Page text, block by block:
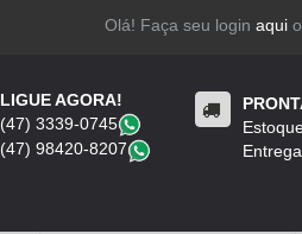
Olá! Faça seu login aqui
LIGUE AGORA!
(47) 3339-0745
(47) 98420-8207